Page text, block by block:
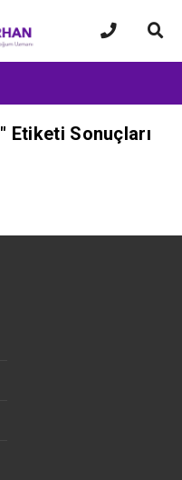
" Etiketi Sonuçları